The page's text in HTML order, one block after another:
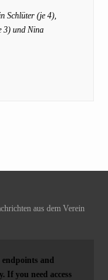
Schlüter (je 4),
3) und Nina
aus dem Verein
endpoints and
If you need access